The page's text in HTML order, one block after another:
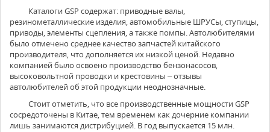
Каталоги GSP содержат: приводные валы,
резинометаллические изделия, автомобильные ШРУСы, ступицы,
приводы, элементы сцепления, а также помпы. Автолюбителями
было отмечено среднее качество запчастей китайского
производителя, что дополняется их низкой ценой. Недавно
компанией было освоено производство бензонасосов,
высоковольтной проводки и крестовины – отзывы
автолюбителей об этой продукции неоднозначные.
Стоит отметить, что все производственные мощности GSP
сосредоточены в Китае, тем временем как дочерние компании
лишь занимаются дистрибуцией. В год выпускается 15 млн.